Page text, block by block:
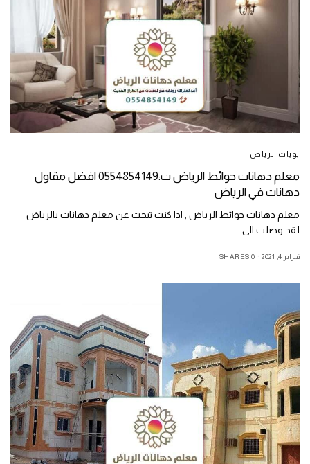
بويات الرياض
معلم دهانات حوائط الرياض ت:0554854149 افضل مقاول
دهانات في الرياض
معلم دهانات حوائط الرياض , ادا كنت تبحث عن معلم دهانات بالرياض
لقد وصلت الى…
فبراير 4, 2021 0 SHARES